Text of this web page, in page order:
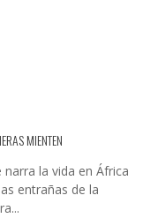
MIENTEN
narra la vida en África
entrañas de la